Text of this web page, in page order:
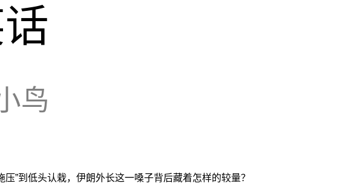
鸟
压”到低头认栽，伊朗外长这一嗓子背后藏着怎样的较量？